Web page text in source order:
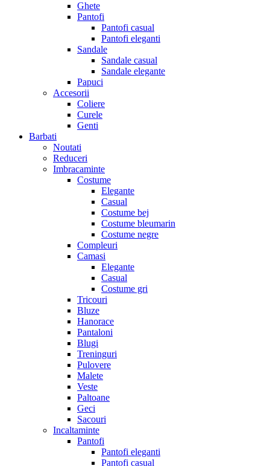
Ghete
Pantofi
Pantofi casual
Pantofi eleganti
Sandale
Sandale casual
Sandale elegante
Papuci
Accesorii
Coliere
Curele
Genti
Barbati
Noutati
Reduceri
Imbracaminte
Costume
Elegante
Casual
Costume bej
Costume bleumarin
Costume negre
Compleuri
Camasi
Elegante
Casual
Costume gri
Tricouri
Bluze
Hanorace
Pantaloni
Blugi
Treninguri
Pulovere
Malete
Veste
Paltoane
Geci
Sacouri
Incaltaminte
Pantofi
Pantofi eleganti
Pantofi casual